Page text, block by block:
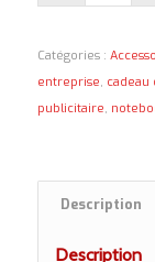
Catégories :
entreprise, cadeau
publicitaire,
Description
Description